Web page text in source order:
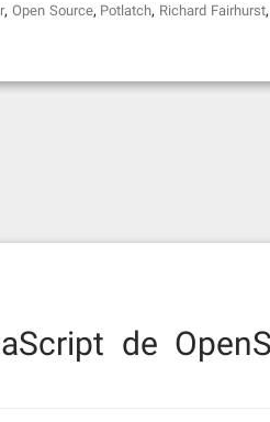
, Open Source, Potlatch, Richard Fairhurst
de